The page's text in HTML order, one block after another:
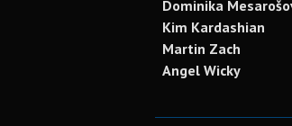
Dominika
Kim Kardashian
Martin Zach
Angel Wicky